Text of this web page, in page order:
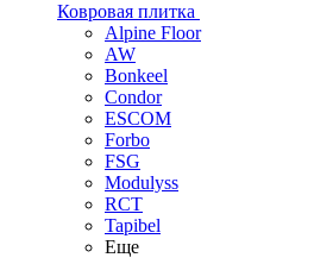
Ковровая плитка
Alpine Floor
AW
Bonkeel
Condor
ESCOM
Forbo
FSG
Modulyss
RCT
Tapibel
Еще